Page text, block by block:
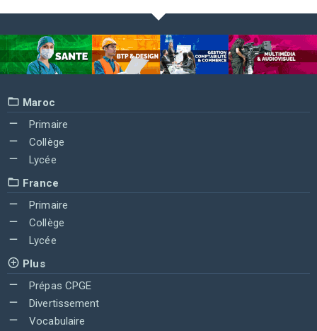
Maroc
Primaire
Collège
Lycée
France
Primaire
Collège
Lycée
Plus
Prépas CPGE
Divertissement
Vocabulaire